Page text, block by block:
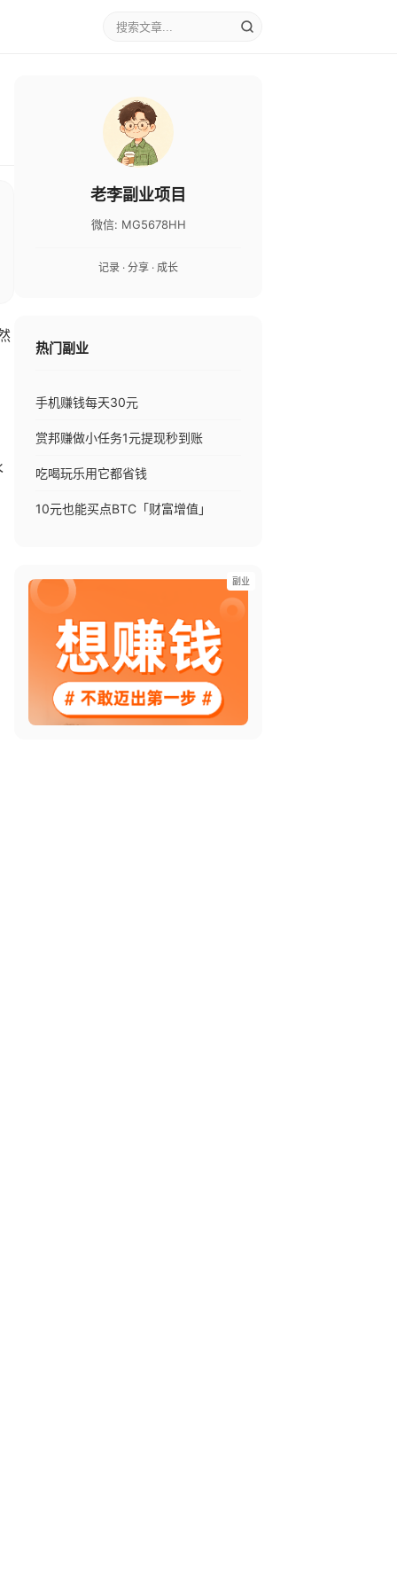
老李副业项目
微信: MG5678HH
记录 · 分享 · 成长
热门副业
手机赚钱每天30元
赏邦赚做小任务1元提现秒到账
吃喝玩乐用它都省钱
10元也能买点BTC「财富增值」
副业